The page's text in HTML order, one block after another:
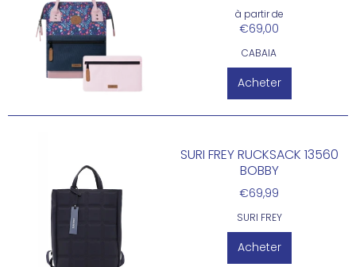
à partir de
€69,00
CABAIA
Acheter
SURI FREY RUCKSACK 13560
BOBBY
€69,99
SURI FREY
Acheter